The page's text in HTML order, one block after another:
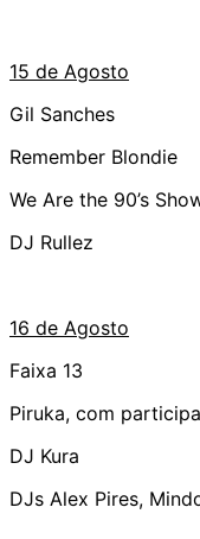
15 de Agosto
Gil Sanches
Remember Blondie
We Are the 90’s
DJ Rullez
16 de Agosto
Faixa 13
Piruka, com
DJ Kura
DJs Alex Pires,